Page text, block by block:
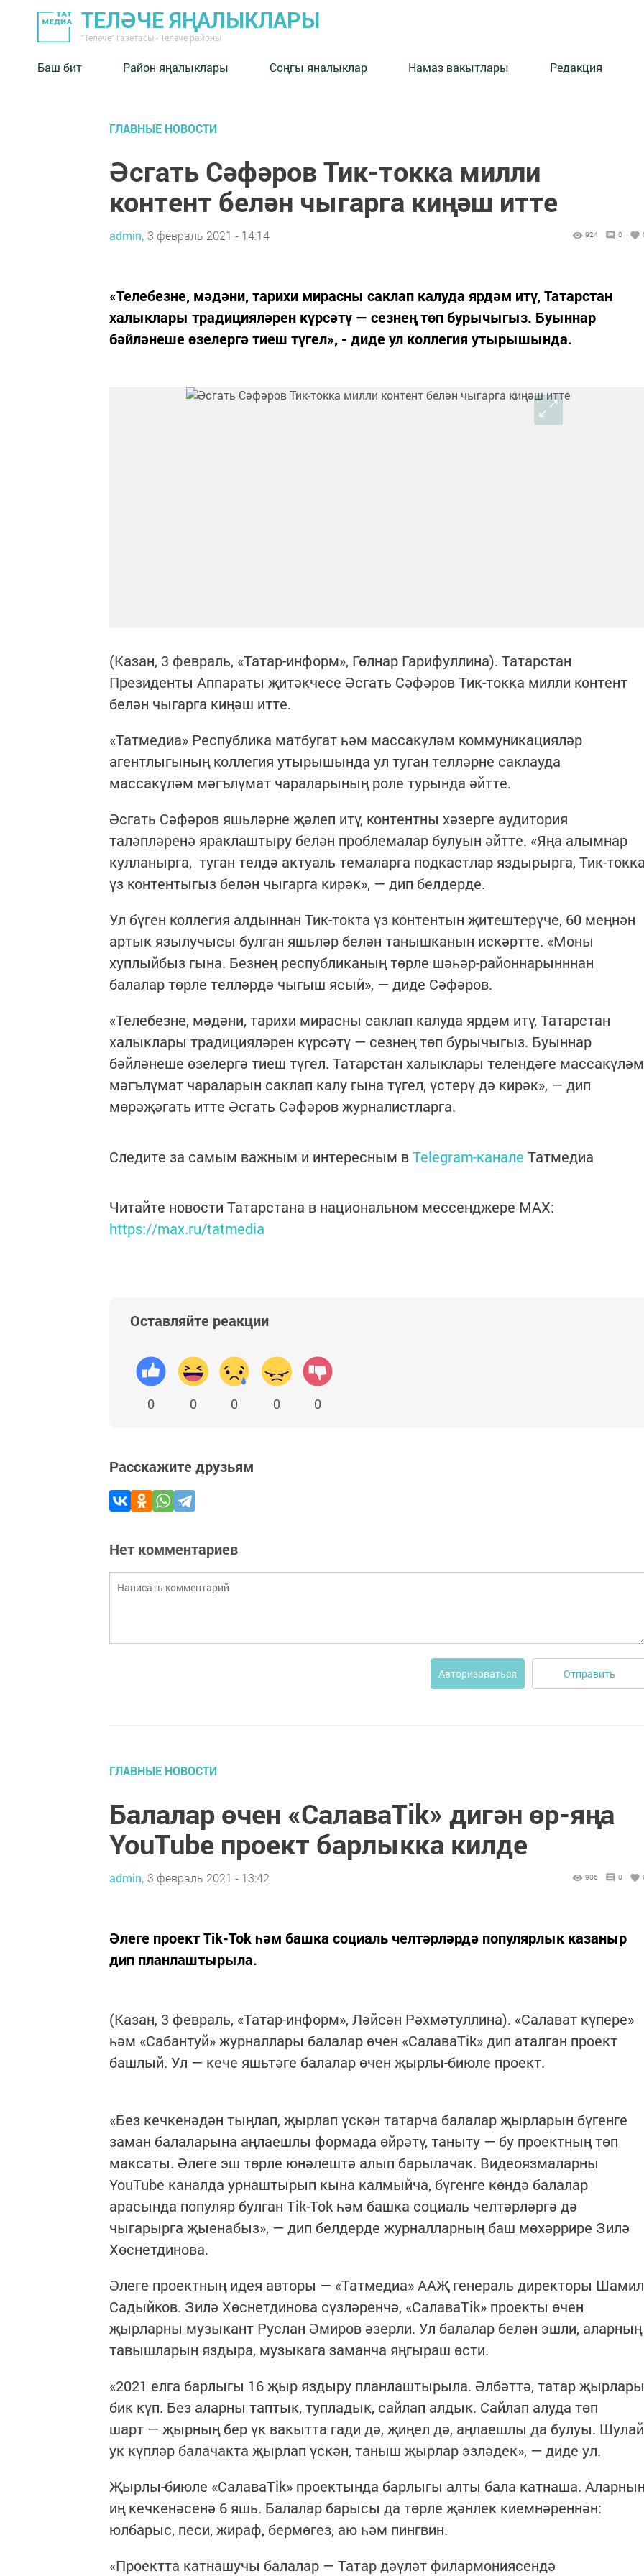
ТЕЛӘЧЕ ЯҢАЛЫКЛАРЫ
"Теләче" газетасы - Теләче районы
Баш бит Район яңалыклары Соңгы яналыклар Намаз вакытлары Редакция
ГЛАВНЫЕ НОВОСТИ
Әсгать Сәфәров Тик-токка милли
контент белән чыгарга киңәш итте
admin, 3 февраль 2021 - 14:14 924 0
«Телебезне, мәдәни, тарихи мирасны саклап калуда ярдәм итү, Татарстан
халыклары традицияләрен күрсәтү — сезнең төп бурычыгыз. Буыннар
бәйләнеше өзелергә тиеш түгел», - диде ул коллегия утырышында.
(Казан, 3 февраль, «Татар-информ», Гөлнар Гарифуллина). Татарстан
Президенты Аппараты җитәкчесе Әсгать Сәфәров Тик-токка милли контент
белән чыгарга киңәш итте.
«Татмедиа» Республика матбугат һәм массакүләм коммуникацияләр
агентлыгының коллегия утырышында ул туган телләрне саклауда
массакүләм мәгълүмат чараларының роле турында әйтте.
Әсгать Сәфәров яшьләрне җәлеп итү, контентны хәзерге аудитория
таләпләренә яраклаштыру белән проблемалар булуын әйтте. «Яңа алымнар
кулланырга, туган телдә актуаль темаларга подкастлар яздырырга, Тик-
үз контентыгыз белән чыгарга кирәк», — дип белдерде.
Ул бүген коллегия алдыннан Тик-токта үз контентын җитештерүче, 60 меңнән
артык язылучысы булган яшьләр белән танышканын искәртте. «Моны
хуплыйбыз гына. Безнең республиканың төрле шәһәр-районнарынннан
балалар төрле телләрдә чыгыш ясый», — диде Сәфәров.
«Телебезне, мәдәни, тарихи мирасны саклап калуда ярдәм итү, Татарстан
халыклары традицияләрен күрсәтү — сезнең төп бурычыгыз. Буыннар
бәйләнеше өзелергә тиеш түгел. Татарстан халыклары телендәге массакүләм
мәгълүмат чараларын саклап калу гына түгел, үстерү дә кирәк», — дип
мөрәҗәгать итте Әсгать Сәфәров журналистларга.
Следите за самым важным и интересным вTelegram-канале Татмедиа
Читайте новости Татарстана в национальном мессенджере MАХ:
https://max.ru/tatmedia
Оставляйте реакции
0 0 0 0 0
Расскажите друзьям
Нет комментариев
Авторизоваться Отправить
ГЛАВНЫЕ НОВОСТИ
Балалар өчен «СалаваТik» дигән өр-яңа
YouTube проект барлыкка килде
admin, 3 февраль 2021 - 13:42 906 0
Әлеге проект Tik-Tok һәм башка социаль челтәрләрдә популярлык казаныр
дип планлаштырыла.
(Казан, 3 февраль, «Татар-информ», Ләйсән Рәхмәтуллина). «Салават күпере»
һәм «Сабантуй» журналлары балалар өчен «СалаваТik» дип аталган проект
башлый. Ул — кече яшьтәге балалар өчен җырлы-биюле проект.
«Без кечкенәдән тыңлап, җырлап үскән татарча балалар җырларын бүгенге
заман балаларына аңлаешлы формада өйрәтү, таныту — бу проектның төп
максаты. Әлеге эш төрле юнәлештә алып барылачак. Видеоязмаларны
YouTube каналда урнаштырып кына калмыйча, бүгенге көндә балалар
арасында популяр булган Tik-Tok һәм башка социаль челтәрләргә дә
чыгарырга җыенабыз», — дип белдерде журналларның баш мөхәррире Зилә
Хөснетдинова.
Әлеге проектның идея авторы — «Татмедиа» ААҖ генераль директоры Шамил
Садыйков. Зилә Хөснетдинова сүзләренчә, «СалаваТik» проекты өчен
җырларны музыкант Руслан Әмиров әзерли. Ул балалар белән эшли, аларның
тавышларын яздыра, музыкага заманча яңгыраш өсти.
«2021 елга барлыгы 16 җыр яздыру планлаштырыла. Әлбәттә, татар җырлары
бик күп. Без аларны таптык, тупладык, сайлап алдык. Сайлап алуда төп
шарт — җырның бер үк вакытта гади дә, җиңел дә, аңлаешлы да булуы. Шулай
ук күпләр балачакта җырлап үскән, таныш җырлар эзләдек», — диде ул.
Җырлы-биюле «СалаваТik» проектында барлыгы алты бала катнаша.
иң кечкенәсенә 6 яшь. Балалар барысы да төрле җәнлек киемнәреннән:
юлбарыс, песи, жираф, бермөгез, аю һәм пингвин.
«Проектта катнашучы балалар — Татар дәүләт филармониясендә